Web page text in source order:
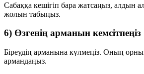
Сабаққа кешігіп бара жатсаңыз, алдын
жолын табыңыз.
6) Өзгенің арманын кемсітпеңіз
Біреудің арманына күлмеңіз. Оның
армандаңыз.